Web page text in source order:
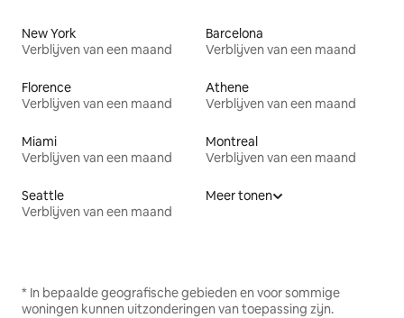
New York
Verblijven van een maand
Barcelona
Verblijven van een maand
Florence
Verblijven van een maand
Athene
Verblijven van een maand
Miami
Verblijven van een maand
Montreal
Verblijven van een maand
Seattle
Verblijven van een maand
Meer tonen
* In bepaalde geografische gebieden en voor sommige
woningen kunnen uitzonderingen van toepassing zijn.